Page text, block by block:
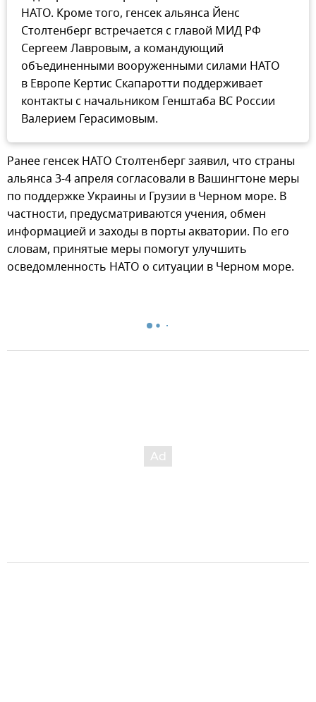
НАТО. Кроме того, генсек альянса Йенс
Столтенберг встречается с главой МИД РФ
Сергеем Лавровым, а командующий
объединенными вооруженными силами НАТО
в Европе Кертис Скапаротти поддерживает
контакты с начальником Генштаба ВС России
Валерием Герасимовым.
Ранее генсек НАТО Столтенберг заявил, что страны
альянса 3-4 апреля согласовали в Вашингтоне меры
по поддержке Украины и Грузии в Черном море. В
частности, предусматриваются учения, обмен
информацией и заходы в порты акватории. По его
словам, принятые меры помогут улучшить
осведомленность НАТО о ситуации в Черном море.